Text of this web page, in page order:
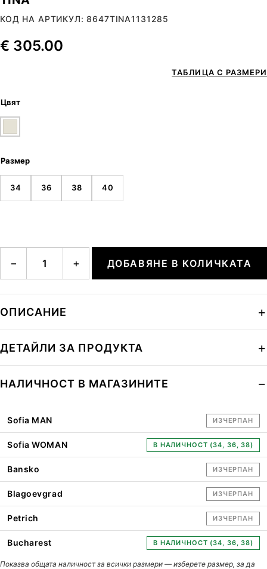
КОД НА АРТИКУЛ: 8647TINA1131285
€ 305.00
ТАБЛИЦА С РАЗМЕРИ
Цвят
Размер
34 36 38 40
− + ДОБАВЯНЕ В КОЛИЧКАТА
ОПИСАНИЕ
ДЕТАЙЛИ ЗА ПРОДУКТА
НАЛИЧНОСТ В МАГАЗИНИТЕ
Sofia MAN ИЗЧЕРПАН
Sofia WOMAN В НАЛИЧНОСТ (34, 36, 38)
Bansko ИЗЧЕРПАН
Blagoevgrad ИЗЧЕРПАН
Petrich ИЗЧЕРПАН
Bucharest В НАЛИЧНОСТ (34, 36, 38)
Показва общата наличност за всички размери — изберете размер, за да